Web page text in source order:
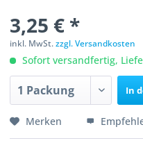
3,25 € *
inkl. MwSt.zzgl. Versandkosten
Sofort versandfertig,
In
Merken